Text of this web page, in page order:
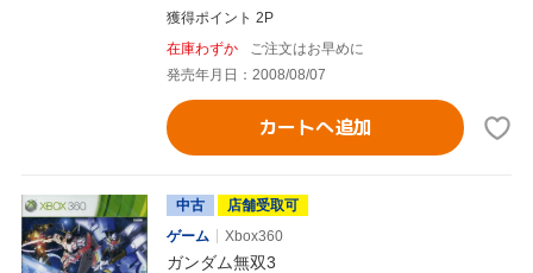
獲得ポイント 2P
在庫わずか
ご注文はお早めに
発売年月日：2008/08/07
カートへ追加
中古
店舗受取可
ゲーム
Xbox360
ガンダム無双3